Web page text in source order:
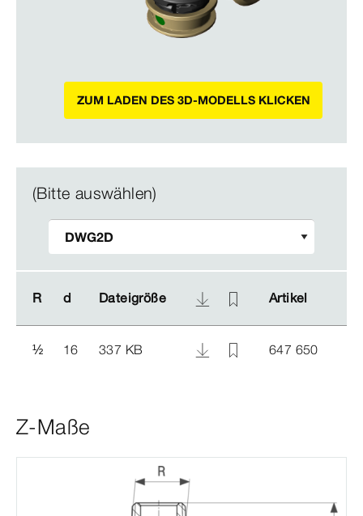
ZUM LADEN DES 3D-MODELLS KLICKEN
(Bitte auswählen)
R d Dateigröße Artikel
R d Dateigröße Artikel
½ 16 337 KB 647 650
Z-Maße